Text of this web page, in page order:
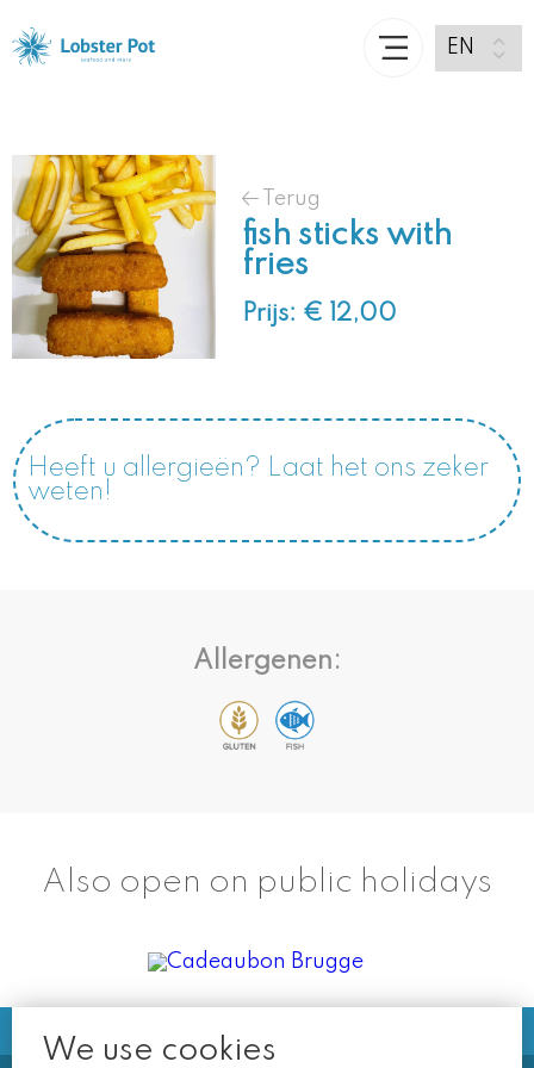
Terug
fish sticks with
fries
Prijs: € 12,00
Heeft u allergieën? Laat het ons zeker
weten!
Allergenen:
Also open on public holidays
We use cookies